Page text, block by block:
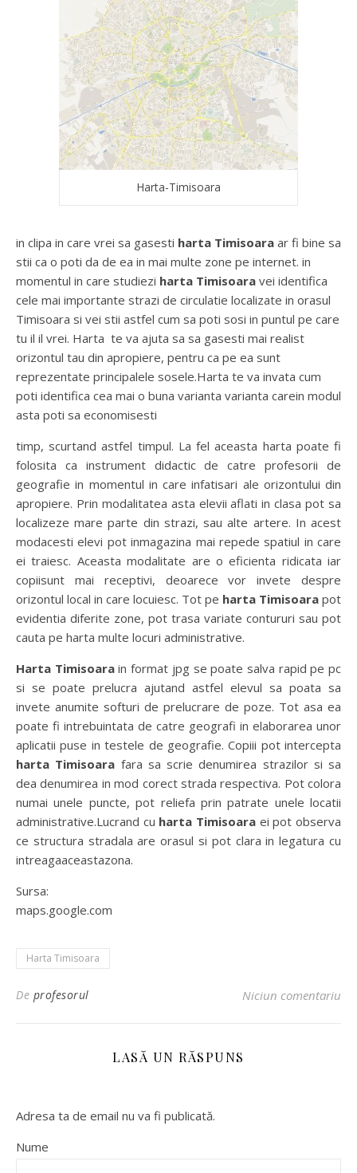
Harta-Timisoara
in clipa in care vrei sa gasesti harta Timisoara ar fi bine sa
stii ca o poti da de ea in mai multe zone pe internet. in
momentul in care studiezi harta Timisoara vei identifica
cele mai importante strazi de circulatie localizate in orasul
Timisoara si vei stii astfel cum sa poti sosi in puntul pe care
tu il il vrei. Harta te va ajuta sa sa gasesti mai realist
orizontul tau din apropiere, pentru ca pe ea sunt
reprezentate principalele sosele.Harta te va invata cum
poti identifica cea mai o buna varianta varianta carein modul
asta poti sa economisesti
timp, scurtand astfel timpul. La fel aceasta harta poate fi
folosita ca instrument didactic de catre profesorii de
geografie in momentul in care infatisari ale orizontului din
apropiere. Prin modalitatea asta elevii aflati in clasa pot sa
localizeze mare parte din strazi, sau alte artere. In acest
modacesti elevi pot inmagazina mai repede spatiul in care
ei traiesc. Aceasta modalitate are o eficienta ridicata iar
copiisunt mai receptivi, deoarece vor invete despre
orizontul local in care locuiesc. Tot pe harta Timisoara pot
evidentia diferite zone, pot trasa variate contururi sau pot
cauta pe harta multe locuri administrative.
Harta Timisoarain format jpg se poate salva rapid pe pc
si se poate prelucra ajutand astfel elevul sa poata sa
invete anumite softuri de prelucrare de poze. Tot asa ea
poate fi intrebuintata de catre geografi in elaborarea unor
aplicatii puse in testele de geografie. Copiii pot intercepta
harta Timisoara fara sa scrie denumirea strazilor si sa
dea denumirea in mod corect strada respectiva. Pot colora
numai unele puncte, pot reliefa prin patrate unele locatii
administrative.Lucrand cu harta Timisoara ei pot observa
ce structura stradala are orasul si pot clara in legatura cu
intreagaaceastazona.
Sursa:
maps.google.com
Harta Timisoara
De profesorul Niciun comentariu
LASĂ UN RĂSPUNS
Adresa ta de email nu va fi publicată.
Nume